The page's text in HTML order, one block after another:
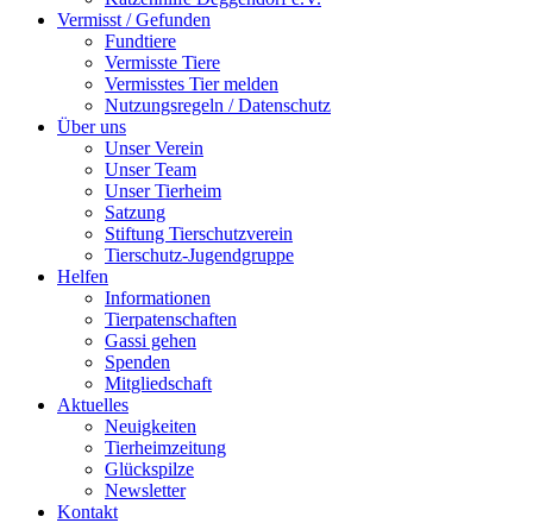
Vermisst / Gefunden
Fundtiere
Vermisste Tiere
Vermisstes Tier melden
Nutzungsregeln / Datenschutz
Über uns
Unser Verein
Unser Team
Unser Tierheim
Satzung
Stiftung Tierschutzverein
Tierschutz-Jugendgruppe
Helfen
Informationen
Tierpatenschaften
Gassi gehen
Spenden
Mitgliedschaft
Aktuelles
Neuigkeiten
Tierheimzeitung
Glückspilze
Newsletter
Kontakt